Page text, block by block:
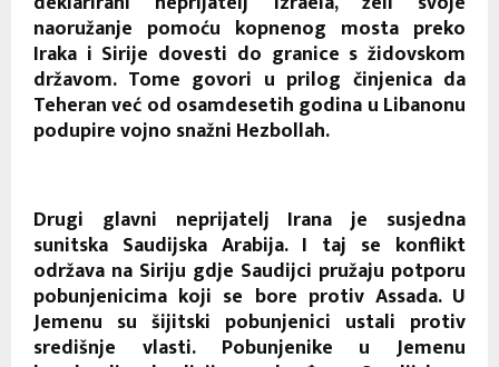
naoružanje pomoću kopnenog mosta preko
Iraka i Sirije dovesti do granice s židovskom
državom. Tome govori u prilog činjenica da
Teheran već od osamdesetih godina u Libanonu
podupire vojno snažni Hezbollah.
Drugi glavni neprijatelj Irana je susjedna
sunitska Saudijska Arabija. I taj se konflikt
održava na Siriju gdje Saudijci pružaju potporu
pobunjenicima koji se bore protiv Assada. U
Jemenu su šijitski pobunjenici ustali protiv
središnje vlasti. Pobunjenike u Jemenu